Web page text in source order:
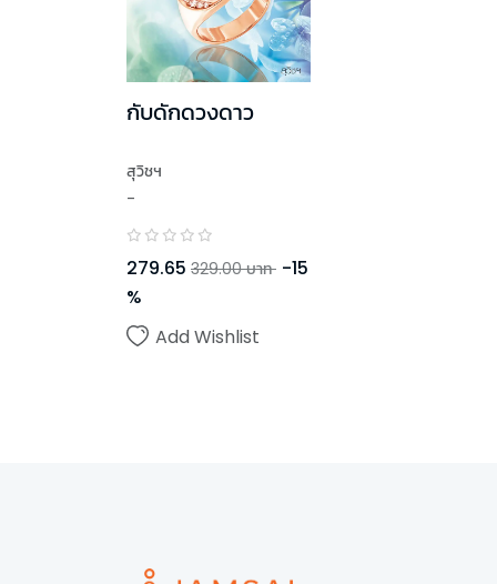
กับดักดวงดาว
สุวิชฯ
-
279.65 329.00 บาท -15
%
Add Wishlist